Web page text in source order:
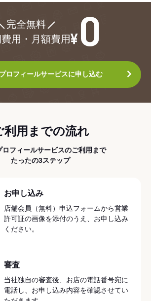
完全無料
用・月額費用
ロフィールサービスに申し込む
利用までの流れ
ロフィールサービスのご利用まで
たったの3ステップ
お申し込み
店舗会員（無料）申込フォームから営業
許可証の画像を添付のうえ、お申し込み
ください。
審査
当社独自の審査後、お店の電話番号宛に
電話し、お申し込み内容を確認させてい